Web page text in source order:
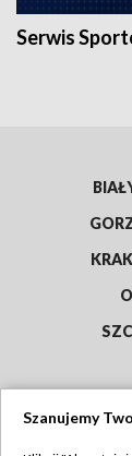
Serwis
Szanujemy